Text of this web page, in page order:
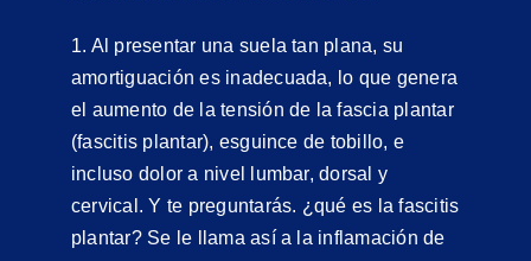
1. Al presentar una suela tan plana, su
amortiguación es inadecuada, lo que genera
el aumento de la tensión de la fascia plantar
(fascitis plantar), esguince de tobillo, e
incluso dolor a nivel lumbar, dorsal y
cervical. Y te preguntarás. ¿qué es la fascitis
plantar? Se le llama así a la inflamación de